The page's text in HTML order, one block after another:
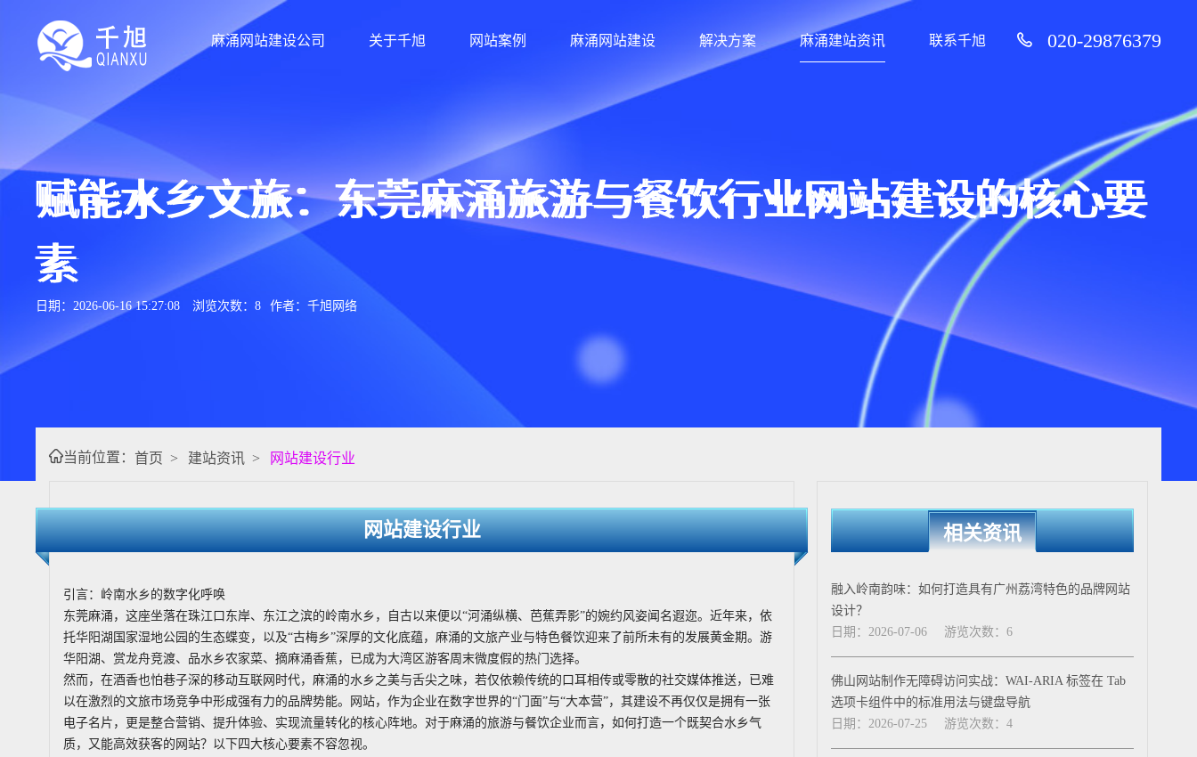
麻涌网站建设公司 关于千旭 网站案例 麻涌网站建设 解决方案 麻涌建站资讯 联系千旭 020-29876379
赋能水乡文旅：东莞麻涌旅游与餐饮行业网站建设的核心要
素
日期：2026-06-16 15:27:08 浏览次数：8 作者：千旭网络
当前位置： 首页 > 建站资讯 > 网站建设行业
网站建设行业
引言：岭南水乡的数字化呼唤
东莞麻涌，这座坐落在珠江口东岸、东江之滨的岭南水乡，自古以来便以“河涌纵横、芭蕉弄影”的婉约风姿闻名遐迩。近年来，依
托华阳湖国家湿地公园的生态蝶变，以及“古梅乡”深厚的文化底蕴，麻涌的文旅产业与特色餐饮迎来了前所未有的发展黄金期。游
华阳湖、赏龙舟竞渡、品水乡农家菜、摘麻涌香蕉，已成为大湾区游客周末微度假的热门选择。
然而，在酒香也怕巷子深的移动互联网时代，麻涌的水乡之美与舌尖之味，若仅依赖传统的口耳相传或零散的社交媒体推送，已难
以在激烈的文旅市场竞争中形成强有力的品牌势能。网站，作为企业在数字世界的“门面”与“大本营”，其建设不再仅仅是拥有一张
电子名片，更是整合营销、提升体验、实现流量转化的核心阵地。对于麻涌的旅游与餐饮企业而言，如何打造一个既契合水乡气
质，又能高效获客的网站？以下四大核心要素不容忽视。
相关资讯
融入岭南韵味：如何打造具有广州荔湾特色的品牌网站
设计？
日期：2026-07-06
游览次数：6
佛山网站制作无障碍访问实战：WAI-ARIA 标签在 Tab
选项卡组件中的标准用法与键盘导航
日期：2026-07-25
游览次数：4